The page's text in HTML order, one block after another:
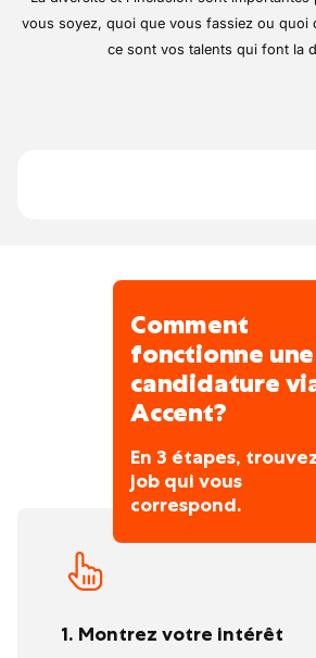
vous soyez, quoi que vous fassiez ou quoi
ce sont vos talents qui font la
Comment
fonctionne une
candidature
Accent?
En 3 étapes,
job qui vous
correspond.
1. Montrez votre intérêt